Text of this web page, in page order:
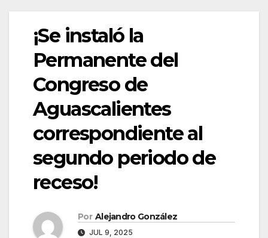
¡Se instaló la
Permanente del
Congreso de
Aguascalientes
correspondiente al
segundo periodo de
receso!
Por Alejandro González
JUL 9, 2025